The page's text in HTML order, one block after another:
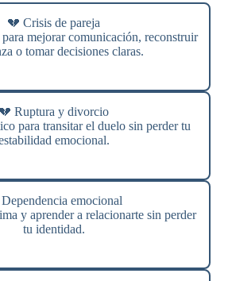
💔 Crisis de pareja
mejorar comunicación, reconstruir
o tomar decisiones claras.
💔 Ruptura y divorcio
para transitar el duelo sin perder tu
emocional.
emocional
y aprender a relacionarte sin perder
tu identidad.